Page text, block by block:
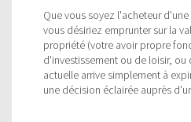
Que vous soyez l'acheteur
vous désiriez emprunter sur la
propriété (votre avoir propre
d'investissement ou de loisir,
actuelle arrive simplement à
une décision éclairée auprès